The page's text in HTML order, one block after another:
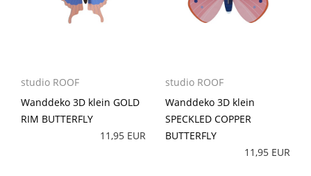
studio ROOF
Wanddeko 3D klein GOLD
RIM BUTTERFLY
11,95 EUR
studio ROOF
Wanddeko 3D klein
SPECKLED COPPER
BUTTERFLY
11,95 EUR